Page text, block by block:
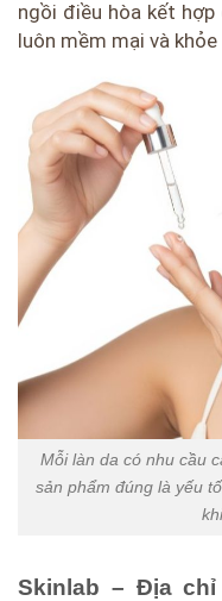
ngồi điều hòa kết
luôn mềm mại và khỏe
Mỗi làn da có nhu cầu
sản phẩm đúng là yếu
Skinlab – Địa